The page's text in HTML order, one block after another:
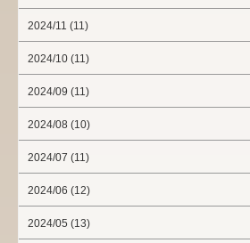
2024/11 (11)
2024/10 (11)
2024/09 (11)
2024/08 (10)
2024/07 (11)
2024/06 (12)
2024/05 (13)